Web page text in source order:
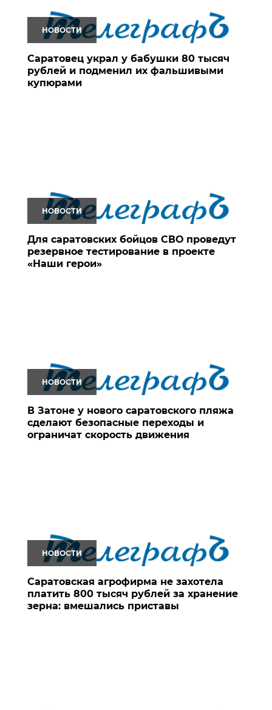
НОВОСТИ
Саратовец украл у бабушки 80 тысяч
рублей и подменил их фальшивыми
купюрами
НОВОСТИ
Для саратовских бойцов СВО проведут
резервное тестирование в проекте
«Наши герои»
НОВОСТИ
В Затоне у нового саратовского пляжа
сделают безопасные переходы и
ограничат скорость движения
НОВОСТИ
Саратовская агрофирма не захотела
платить 800 тысяч рублей за хранение
зерна: вмешались приставы